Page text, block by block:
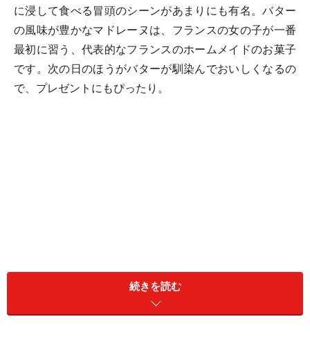
に浸して食べる冒頭のシーンがあまりにも有名。バター
の風味が豊かなマドレーヌは、フランスの女の子が一番
最初に習う、代表的なフランスのホームメイドのお菓子
です。次の日のほうがバターが馴染んでおいしくなるの
で、プレゼントにもぴったり。
続きを読む